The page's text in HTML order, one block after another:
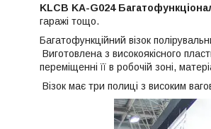
KLCB KA-G024
гаражі тощо.
Багатофункційний візок
Виготовлена з високоякісного
переміщенні її в робочій зоні,
Візок має три полиці з високим